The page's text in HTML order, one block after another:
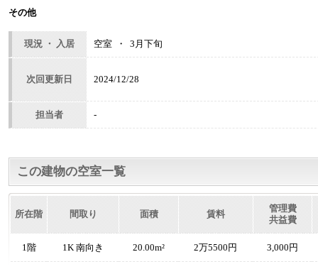
その他
現況 ・ 入居 空室 ・ 3月下旬
次回更新日 2024/12/28
担当者 -
この建物の空室一覧
所在階 間取り 面積 賃料
管理費
共益費
1階 1K 南向き 20.00m² 2万5500円 3,000円